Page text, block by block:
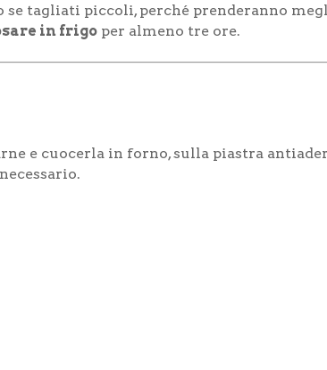
se tagliati piccoli, perché prenderanno
in frigo per almeno tre ore.
e cuocerla in forno, sulla piastra